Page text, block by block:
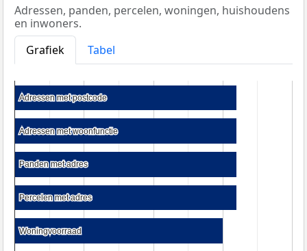
Adressen, panden, percelen, woningen, huishoudens
en inwoners.
Grafiek
Tabel
Adressen met postcode
Adressen met postcode
Adressen met woonfunctie
Adressen met woonfunctie
Panden met adres
Panden met adres
Percelen met adres
Percelen met adres
Woningvoorraad
Woningvoorraad